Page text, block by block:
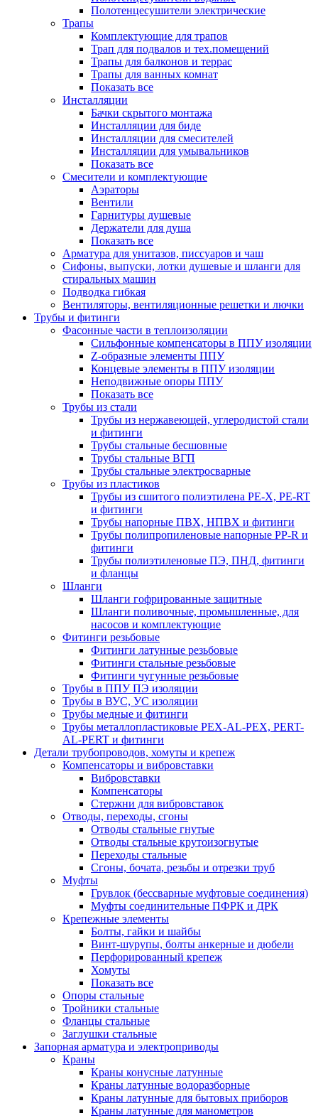
Полотенцесушители электрические
Трапы
Комплектующие для трапов
Трап для подвалов и тех.помещений
Трапы для балконов и террас
Трапы для ванных комнат
Показать все
Инсталляции
Бачки скрытого монтажа
Инсталляции для биде
Инсталляции для смесителей
Инсталляции для умывальников
Показать все
Смесители и комплектующие
Аэраторы
Вентили
Гарнитуры душевые
Держатели для душа
Показать все
Арматура для унитазов, писсуаров и чаш
Сифоны, выпуски, лотки душевые и шланги для
стиральных машин
Подводка гибкая
Вентиляторы, вентиляционные решетки и лючки
Трубы и фитинги
Фасонные части в теплоизоляции
Cильфонные компенсаторы в ППУ изоляции
Z-образные элементы ППУ
Концевые элементы в ППУ изоляции
Неподвижные опоры ППУ
Показать все
Трубы из стали
Трубы из нержавеющей, углеродистой стали
и фитинги
Трубы стальные бесшовные
Трубы стальные ВГП
Трубы стальные электросварные
Трубы из пластиков
Трубы из сшитого полиэтилена PE-X, PE-RT
и фитинги
Трубы напорные ПВХ, НПВХ и фитинги
Трубы полипропиленовые напорные PP-R и
фитинги
Трубы полиэтиленовые ПЭ, ПНД, фитинги
и фланцы
Шланги
Шланги гофрированные защитные
Шланги поливочные, промышленные, для
насосов и комплектующие
Фитинги резьбовые
Фитинги латунные резьбовые
Фитинги стальные резьбовые
Фитинги чугунные резьбовые
Трубы в ППУ ПЭ изоляции
Трубы в ВУС, УС изоляции
Трубы медные и фитинги
Трубы металлопластиковые PEX-AL-PEX, PERT-
AL-PERT и фитинги
Детали трубопроводов, хомуты и крепеж
Компенсаторы и вибровставки
Вибровставки
Компенсаторы
Стержни для вибровставок
Отводы, переходы, сгоны
Отводы стальные гнутые
Отводы стальные крутоизогнутые
Переходы стальные
Сгоны, бочата, резьбы и отрезки труб
Муфты
Грувлок (бессварные муфтовые соединения)
Муфты соединительные ПФРК и ДРК
Крепежные элементы
Болты, гайки и шайбы
Винт-шурупы, болты анкерные и дюбели
Перфорированный крепеж
Хомуты
Показать все
Опоры стальные
Тройники стальные
Фланцы стальные
Заглушки стальные
Запорная арматура и электроприводы
Краны
Краны конусные латунные
Краны латунные водоразборные
Краны латунные для бытовых приборов
Краны латунные для манометров